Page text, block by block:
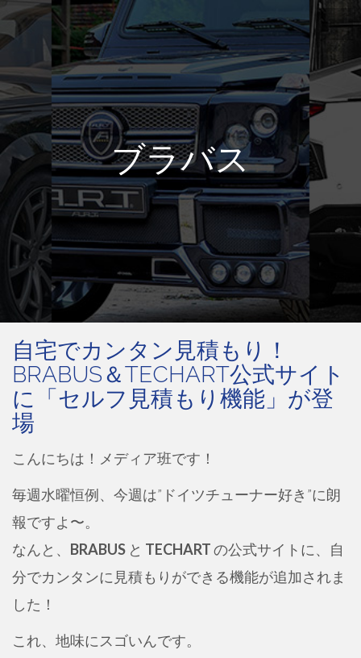
ブラバス
自宅でカンタン見積もり！
BRABUS＆TECHART公式サイト
に「セルフ見積もり機能」が登
場
こんにちは！メディア班です！
毎週水曜恒例、今週は”ドイツチューナー好き”に朗
報ですよ〜。
なんと、 BRABUS と TECHARTの公式サイトに、自
分でカンタンに見積もりができる機能が追加されま
した！
これ、地味にスゴいんです。